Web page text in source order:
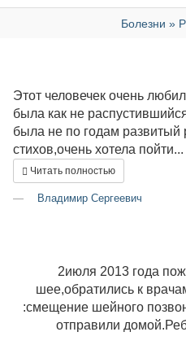
Болезни »
Этот человечек очень
была как не
была не по годам развитый
стихов,очень хотела пойти...
Читать полностью
Владимир Сергеевич
2июля 2013 года
шее,обратились к
:смещение шейного
отправили